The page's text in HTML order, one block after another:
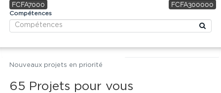
FCFA7000 FCFA300000
Compétences
Nouveaux projets en priorité
65 Projets pour vous